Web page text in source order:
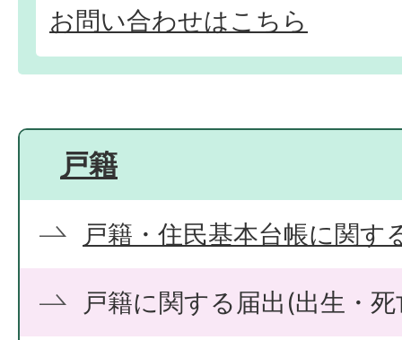
お問い合わせはこちら
戸籍
戸籍・住民基本台帳に関す
戸籍に関する届出(出生・